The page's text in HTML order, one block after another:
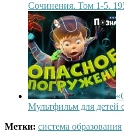
Сочинения. Том 1-5.
Мультфильм для детей
Метки: система образования